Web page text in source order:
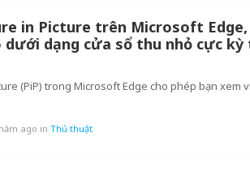
in Picture trên Microsoft Edge,
dưới dạng cửa sổ thu nhỏ cực kỳ
(PiP) trong Microsoft Edge cho phép bạn xem
ago in Thủ thuật